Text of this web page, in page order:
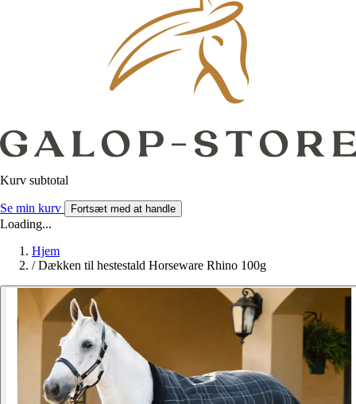
Kurv subtotal
Se min kurv Fortsæt med at handle
Loading...
Hjem
/ Dækken til hestestald Horseware Rhino 100g